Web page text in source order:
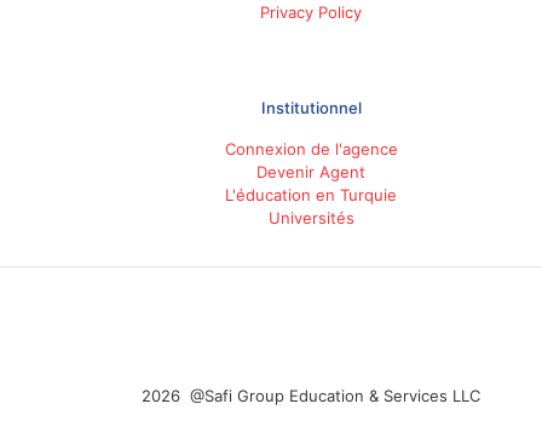
Privacy Policy
Institutionnel
Connexion de l'agence
Devenir Agent
L'éducation en Turquie
Universités
2026 @Safi Group Education & Services LLC